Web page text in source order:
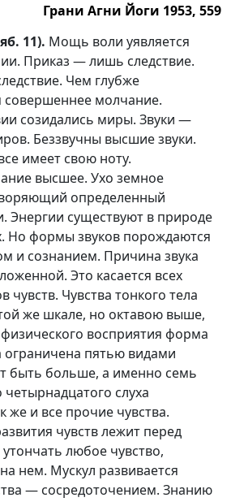
Грани Агни Йоги 1953, 559
11). Мощь воли уявляется
Приказ — лишь следствие.
Чем глубже
совершеннее молчание.
созидались миры. Звуки —
Беззвучны высшие звуки.
имеет свою ноту.
высшее. Ухо земное
определенный
Энергии существуют в природе
Но формы звуков порождаются
и сознанием. Причина звука
Это касается всех
чувств. Чувства тонкого тела
же шкале, но октавою выше,
восприятия форма
ограничена пятью видами
быть больше, а именно семь
слуха
же и все прочие чувства.
чувств лежит перед
любое чувство,
нем. Мускул развивается
— сосредоточением. Знанию